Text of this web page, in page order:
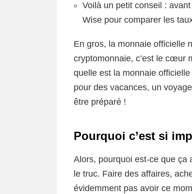
Voilà un petit conseil :
Wise pour comparer les
En gros, la monnaie officielle
cryptomonnaie, c’est le cœur
quelle est la monnaie
pour des vacances, un
être préparé !
Pourquoi c’est si
Alors, pourquoi est-ce que ça
le truc. Faire des affaires,
évidemment pas avoir ce